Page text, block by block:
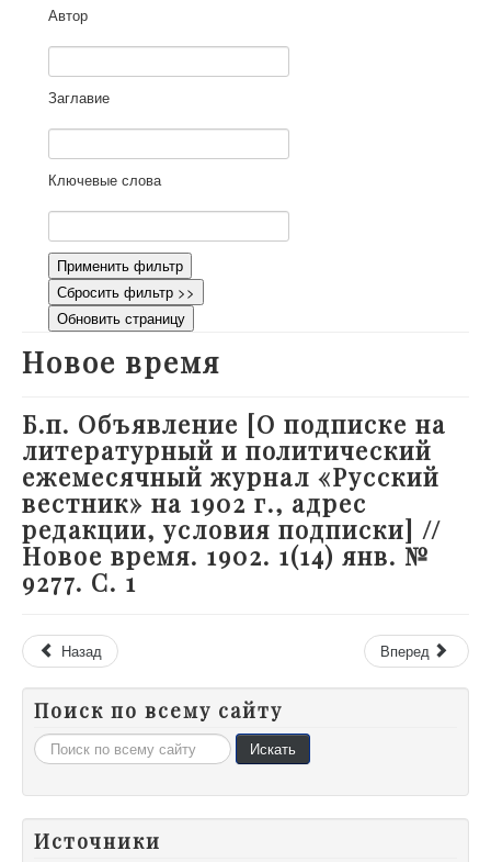
Участники
Научная работа
Как работать с сайтом
Контакты
Автор
Заглавие
Ключевые слова
Применить фильтр
Сбросить фильтр >>
Обновить страницу
Новое время
Б.п. Объявление [О подписке на
литературный и политический
ежемесячный журнал «Русский
вестник» на 1902 г., адрес
редакции, условия подписки] //
Новое время. 1902. 1(14) янв. №
9277. С. 1
Назад Вперед
Поиск по всему сайту
Искать... Искать
Источники